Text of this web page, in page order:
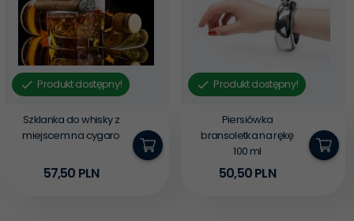
Produkt dostępny!
Szklanka do whisky z
miejscem na cygaro
57,50 PLN
Produkt dostępny!
Piersiówka
bransoletka na rękę
100 ml
50,50PLN